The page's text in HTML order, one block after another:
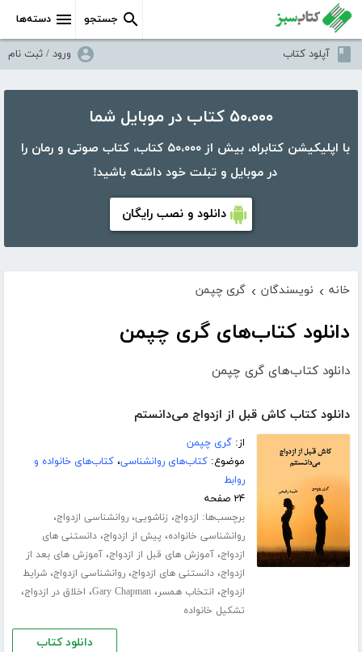
دسته‌ها جستجو
آپلود کتاب ورود / ثبت نام
۵۰،۰۰۰ کتاب در موبایل شما
با اپلیکیشن کتابراه، بیش از ۵۰،۰۰۰ کتاب، کتاب صوتی و رمان را
در موبایل و تبلت خود داشته باشید!
دانلود و نصب رایگان
خانه › نویسندگان › گری چپمن
دانلود کتاب‌های گری چپمن
دانلود کتاب‌های گری چپمن
دانلود کتاب کاش قبل از ازدواج می‌‌‌‌دانستم
از:گری چپمن
موضوع:کتاب‌های روانشناسی،کتاب‌های خانواده و
روابط
۲۴ صفحه
برچسب‌ها: ازدواج، زناشویی،روانشناسی ازدواج،
روانشناسی خانواده، پیش از ازدواج،دانستنی های
ازدواج،آموزش های قبل از ازدواج،آموزش های بعد از
ازدواج،دانستنی های ازدواج،روانشناسی ازدواج،شرایط
ازدواج، انتخاب همسر،Gary Chapman، اخلاق در ازدواج،
تشکیل خانواده
دانلود کتاب